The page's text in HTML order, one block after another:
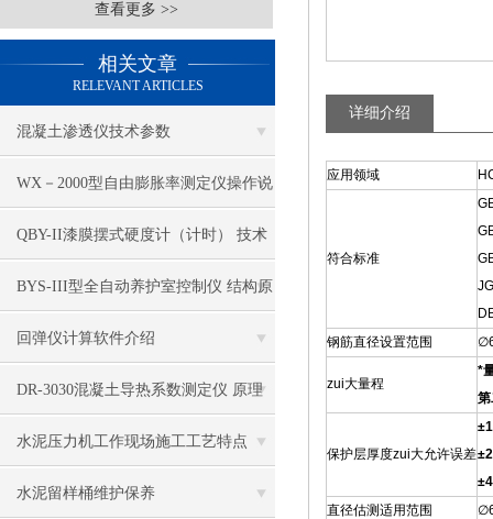
查看更多 >>
相关文章
RELEVANT ARTICLES
混凝土渗透仪技术参数
WX－2000型自由膨胀率测定仪操作说
明
QBY-II漆膜摆式硬度计（计时） 技术
参数
BYS-III型全自动养护室控制仪 结构原
理
回弹仪计算软件介绍
DR-3030混凝土导热系数测定仪 原理
特点
水泥压力机工作现场施工工艺特点
水泥留样桶维护保养
详细介绍
应用领域
符合标准
钢筋直径设置范围
zui大量程
*
保护层厚度zui大允许误差
直径估测适用范围